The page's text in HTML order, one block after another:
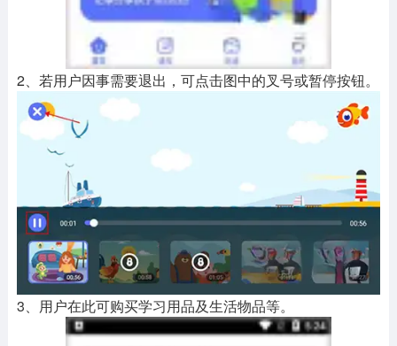
2、若用户因事需要退出，可点击图中的叉号或暂停按钮。
3、用户在此可购买学习用品及生活物品等。